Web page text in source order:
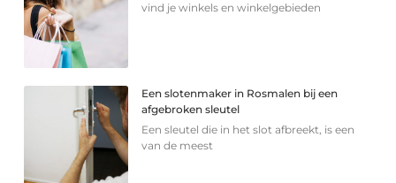
vind je winkels en winkelgebieden
Een slotenmaker in Rosmalen bij een
afgebroken sleutel
Een sleutel die in het slot afbreekt, is een
van de meest